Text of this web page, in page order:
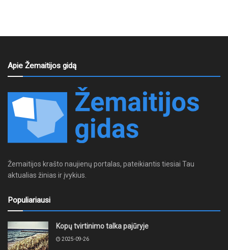
Apie Žemaitijos gidą
Žemaitijos krašto naujienų portalas, pateikiantis tiesiai Tau
aktualias žinias ir įvykius.
Populiariausi
Kopų tvirtinimo talka pajūryje
2025-09-26